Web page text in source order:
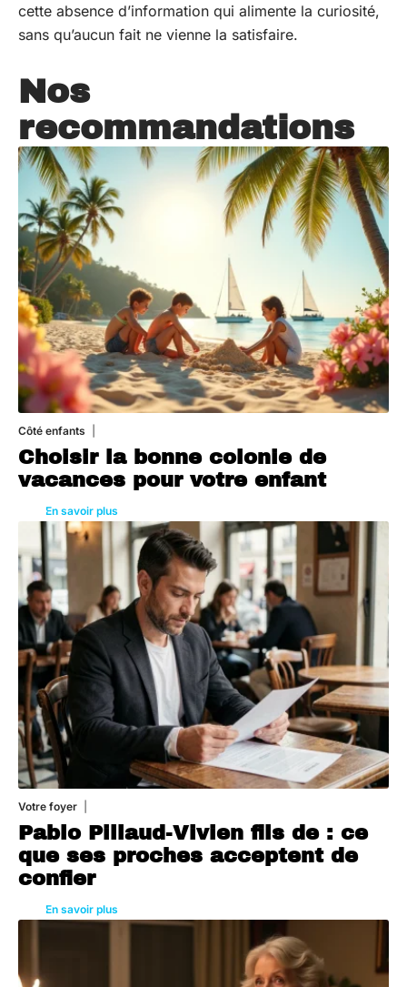
cette absence d’information qui alimente la curiosité,
sans qu’aucun fait ne vienne la satisfaire.
Nos
recommandations
Côté enfants
Choisir la bonne colonie de
vacances pour votre enfant
En savoir plus
Votre foyer
Pablo Pillaud-Vivien fils de : ce
que ses proches acceptent de
confier
En savoir plus